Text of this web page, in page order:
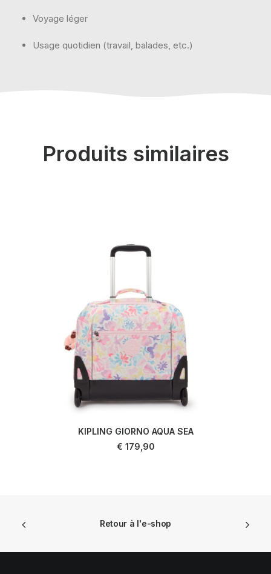
Voyage léger
Usage quotidien (travail, balades, etc.)
Produits similaires
KIPLING GIORNO AQUA SEA
€ 179,90
Retour à l'e-shop